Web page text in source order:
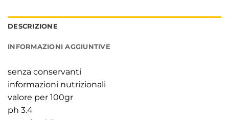
DESCRIZIONE
INFORMAZIONI AGGIUNTIVE
senza conservanti
informazioni nutrizionali
valore per 100gr
ph 3.4